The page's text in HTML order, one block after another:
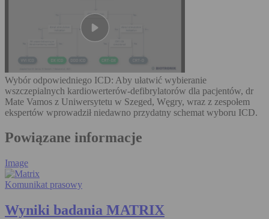
Wybór odpowiedniego ICD: Aby ułatwić wybieranie
wszczepialnych kardiowerterów-defibrylatorów dla pacjentów, dr
Mate Vamos z Uniwersytetu w Szeged, Węgry, wraz z zespołem
ekspertów wprowadził niedawno przydatny schemat wyboru ICD.
Powiązane informacje
Image
Komunikat prasowy
Wyniki badania MATRIX